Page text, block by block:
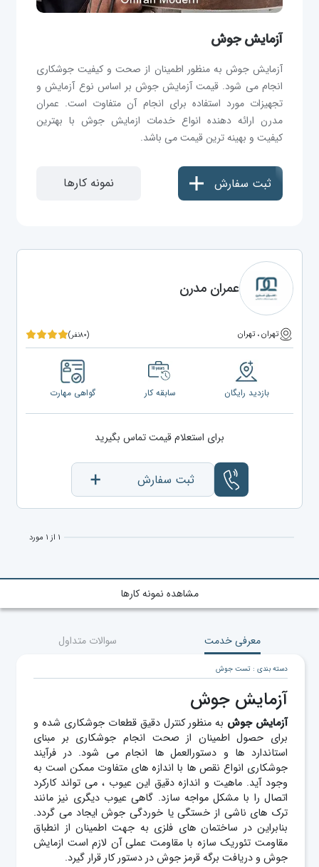
آزمایش جوش
آزمایش جوش به منظور اطمینان از صحت و کیفیت جوشکاری
انجام می شود. قیمت آزمایش جوش بر اساس نوع آزمایش و
تجهیزات مورد استفاده برای انجام آن متفاوت است. عمران
مدرن ارائه دهنده انواع خدمات ازمایش جوش با بهترین
کیفیت و بهینه ترین قیمت می باشد.
نمونه کارها ثبت سفارش
عمران مدرن
تهران ، تهران (۸۰نفر)
بازدید رایگان سابقه کار گواهی مهارت
برای استعلام قیمت تماس بگیرید
ثبت سفارش
۱ از ۱ مورد
مشاهده نمونه کارها
معرفی خدمت سوالات متداول
دسته بندی : تست جوش
آزمایش جوش
آزمایش جوش به منظور کنترل دقیق قطعات جوشکاری شده و
برای حصول اطمینان از صحت انجام جوشکاری بر مبنای
استاندارد ها و دستورالعمل ها انجام می شود. در فرآیند
جوشکاری انواع نقص ‌ها با اندازه ‌های متفاوت ممکن است به
وجود آید. ماهیت و اندازه دقیق این عیوب ، می تواند کارکرد
اتصال را با مشکل مواجه سازد. گاهی عیوب دیگری نیز مانند
ترک‌ های ناشی از خستگی یا خوردگی جوش ایجاد می گردد.
بنابراین در ساختمان های فلزی به جهت اطمینان از انطباق
مقاومت تئوریک سازه با مقاومت عملی آن لازم است ازمایش
جوش و دریافت برگه قرمز جوش در دستور کار قرار گیرد.